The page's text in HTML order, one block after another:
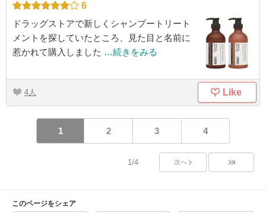
6
ドラッグストアで新しくシャンプートリート
メントを探していたところ、見た目と名前に
惹かれて購入しました …続きをみる
4 Like
1 2 3 4
1/4 次へ
このページをシェア